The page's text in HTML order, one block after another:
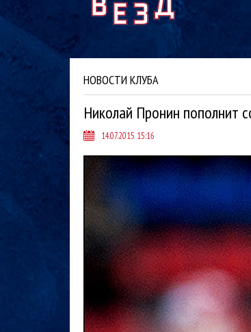
НОВОСТИ КЛУБА
Николай Пронин пополнит
14.07.2015 15:16